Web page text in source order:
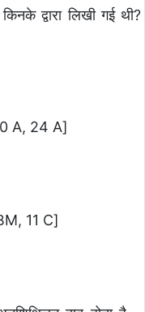
किनके द्वारा लिखी गई थी?
A, 24 A]
11 C]